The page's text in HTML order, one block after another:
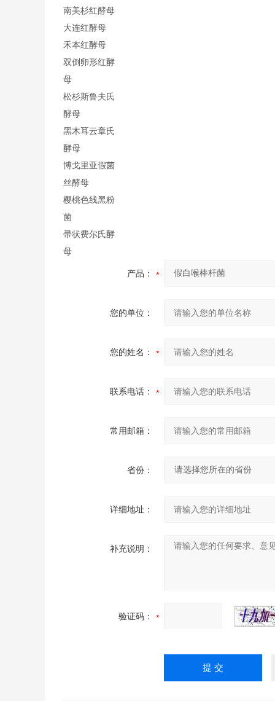
南美杉红酵母
大连红酵母
禾本红酵母
双倒卵形红酵
母
松杉斯鲁夫氏
酵母
黑木耳云章氏
酵母
博戈里亚假菌
丝酵母
樱桃色线黑粉
菌
帚状费尔氏酵
母
产品：
您的单位：
您的姓名：
联系电话：
常用邮箱：
省份：
详细地址：
补充说明：
验证码：